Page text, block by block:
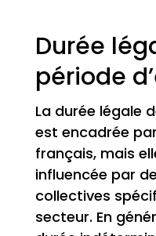
Durée
période
La durée légale
est encadrée
français, mais
influencée par
collectives
secteur. En